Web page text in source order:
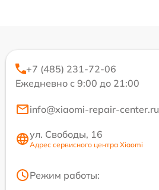
+7 (485) 231-72-06
Ежедневно с 9:00 до 21:00
info@xiaomi-repair-center.ru
ул. Свободы, 16
Адрес сервисного центра Xiaomi
Режим работы: